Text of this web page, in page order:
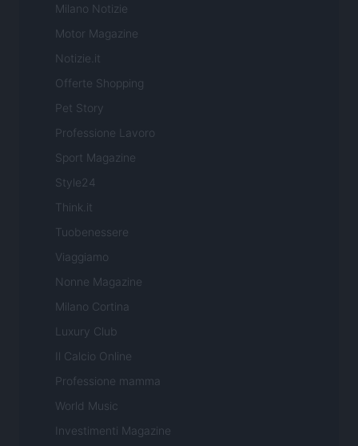
Milano Notizie
Motor Magazine
Notizie.it
Offerte Shopping
Pet Story
Professione Lavoro
Sport Magazine
Style24
Think.it
Tuobenessere
Viaggiamo
Nonne Magazine
Milano Cortina
Luxury Club
Il Calcio Online
Professione mamma
World Music
Investimenti Magazine